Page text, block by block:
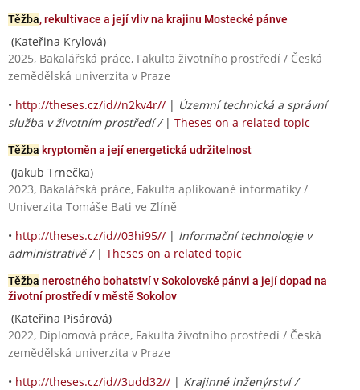
Těžba, rekultivace a její vliv na krajinu Mostecké pánve
(Kateřina Krylová)
2025, Bakalářská práce, Fakulta životního prostředí / Česká
zemědělská univerzita v Praze
• http://theses.cz/id//n2kv4r// | Územní technická a správní
služba v životním prostředí / | Theses on a related topic
Těžba kryptoměn a její energetická udržitelnost
(Jakub Trnečka)
2023, Bakalářská práce, Fakulta aplikované informatiky /
Univerzita Tomáše Bati ve Zlíně
• http://theses.cz/id//03hi95// | Informační technologie v
administrativě / | Theses on a related topic
Těžba nerostného bohatství v Sokolovské pánvi a její dopad na
životní prostředí v městě Sokolov
(Kateřina Pisárová)
2022, Diplomová práce, Fakulta životního prostředí / Česká
zemědělská univerzita v Praze
• http://theses.cz/id//3udd32// | Krajinné inženýrství /